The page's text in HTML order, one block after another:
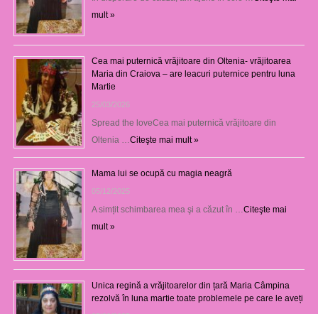
mult »
Cea mai puternică vrăjitoare din Oltenia- vrăjitoarea
Maria din Craiova – are leacuri puternice pentru luna
Martie
25/03/2026
Spread the loveCea mai puternică vrăjitoare din
Oltenia …Citeşte mai mult »
Mama lui se ocupă cu magia neagră
05/12/2025
A simțit schimbarea mea şi a căzut în …Citeşte mai
mult »
Unica regină a vrăjitoarelor din țară Maria Câmpina
rezolvă în luna martie toate problemele pe care le aveți